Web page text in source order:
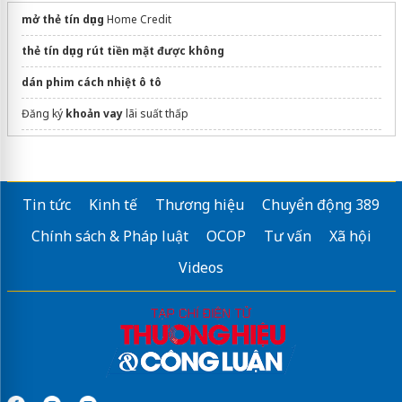
mở thẻ tín dụng Home Credit
thẻ tín dụng rút tiền mặt được không
dán phim cách nhiệt ô tô
Đăng ký khoản vaylãi suất thấp
Tin tức Kinh tế Thương hiệu
Chuyển động 389
Chính sách & Pháp luật
OCOP Tư vấn
Xã hội
Videos